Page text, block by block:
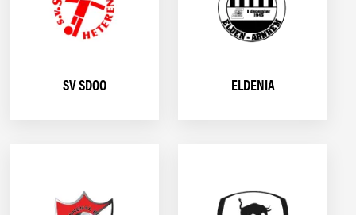
SV SDOO ELDENIA